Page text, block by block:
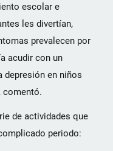
escolar e
les divertían,
prevalecen por
acudir con un
depresión en niños
comentó.
de actividades que
periodo: